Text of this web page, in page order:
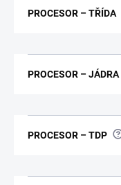
PROCESOR – TŘÍDA
PROCESOR – JÁDRA
PROCESOR – TDP ?